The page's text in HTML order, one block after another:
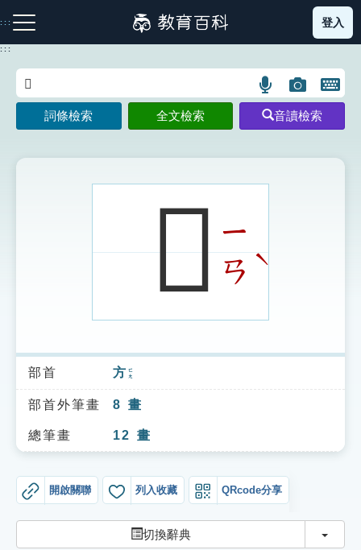
到
主
:::
注音索引圖示 筆畫索引圖示 部首索引表圖示
索引選單
知識索引
單字索引
登入
:::
語
言
搜
示
圖
片
搜
開
鍵
圖
詞條檢索 全文檢索 音讀檢索
𣃾ㄧ
ㄢˋ
部首 方 ㄈㄤ
部首外筆畫 8 畫
總筆畫 12 畫
開啟關聯 列入收藏 QRcode分享
切換辭典 切換